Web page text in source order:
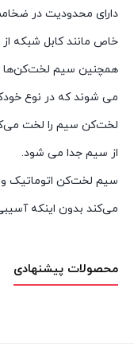
دارای محدودیت در
خاص مانند کابل شبکه
همچنین سیم لخت‌کن‌ها
می شوند که در نوع
لخت‌کن سیم را لخت
از سیم جدا می شود.
سیم لخت‌کن اتوماتیک و
می‌کند بدون اینکه
محصولات پیشنهادی